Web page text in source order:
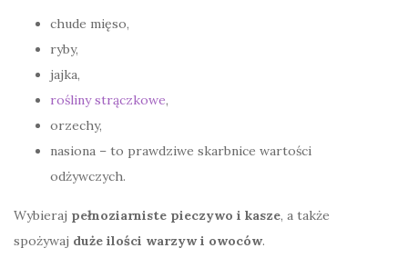
chude mięso,
ryby,
jajka,
rośliny strączkowe,
orzechy,
nasiona – to prawdziwe skarbnice wartości
odżywczych.
Wybieraj pełnoziarniste pieczywo i kasze, a także
spożywaj duże ilości warzyw i owoców.